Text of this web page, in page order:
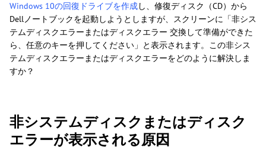
Windows 10の回復ドライブを作成し、修復ディスク（CD）から
Dellノートブックを起動しようとしますが、スクリーンに「非シス
テムディスクエラーまたはディスクエラー 交換して準備ができた
ら、任意のキーを押してください」と表示されます。この非シス
テムディスクエラーまたはディスクエラーをどのように解決しま
すか？
非システムディスクまたはディスク
エラーが表示される原因